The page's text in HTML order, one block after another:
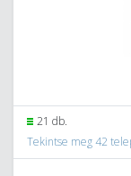
21 db.
Tekintse meg 42